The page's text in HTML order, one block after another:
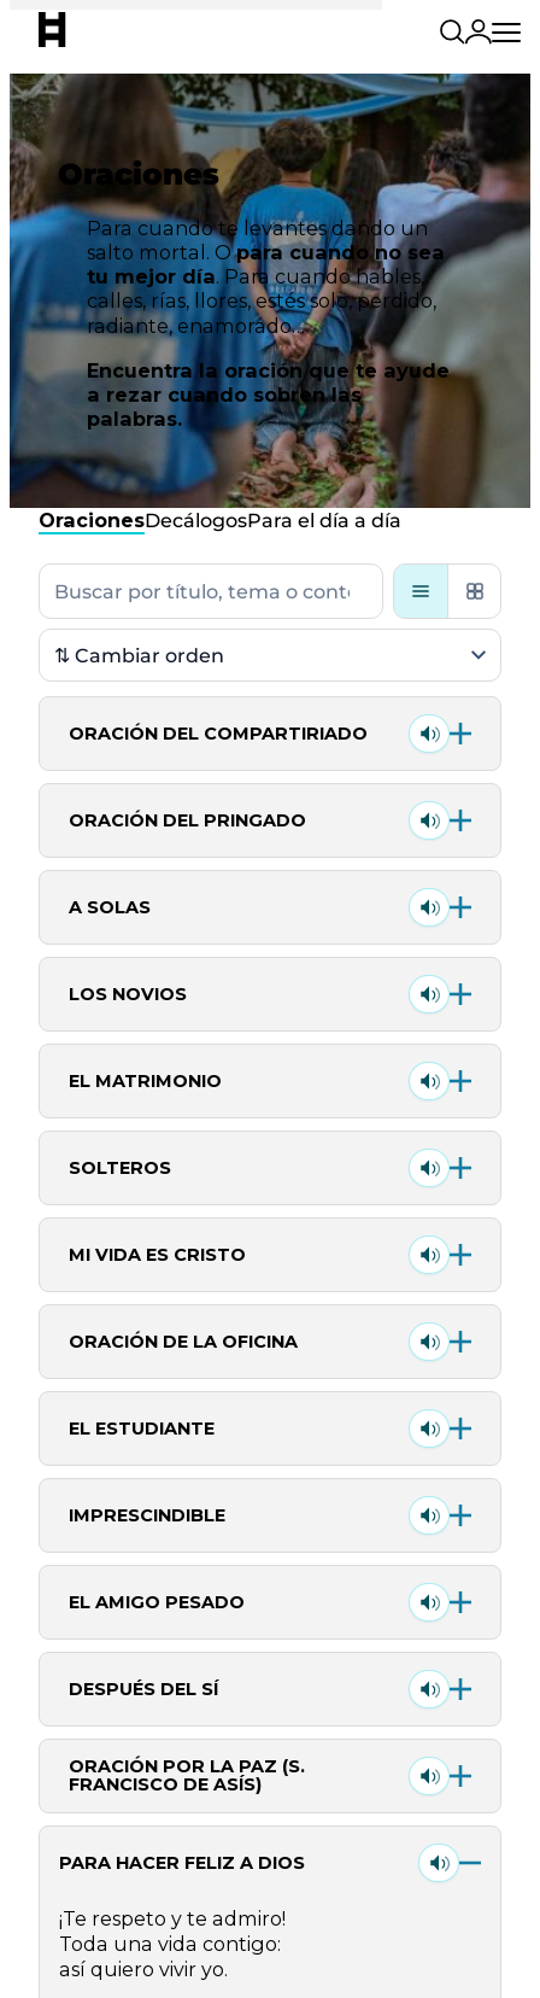
Oraciones
Para cuando te levantes dando un
salto mortal. Opara cuando no sea
tu mejor día. Para cuando hables,
calles, rías, llores, estés solo, perdido,
radiante, enamorado…
Encuentra la oración que te ayude
a rezar cuando sobren las
palabras.
OracionesDecálogosPara el día a día
Buscar
charlas
ORACIÓN DEL COMPARTIRIADO
ORACIÓN DEL PRINGADO
A SOLAS
LOS NOVIOS
EL MATRIMONIO
SOLTEROS
MI VIDA ES CRISTO
ORACIÓN DE LA OFICINA
EL ESTUDIANTE
IMPRESCINDIBLE
EL AMIGO PESADO
DESPUÉS DEL SÍ
ORACIÓN POR LA PAZ (S.
FRANCISCO DE ASÍS)
PARA HACER FELIZ A DIOS
¡Te respeto y te admiro!
Toda una vida contigo:
así quiero vivir yo.